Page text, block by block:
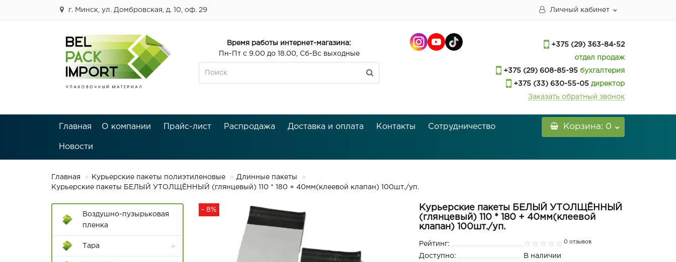
г. Минск, ул. Домбровская, д. 10, оф. 29 Личный кабинет
Время работы интернет-магазина:
Пн-Пт с 9.00 до 18.00, Сб-Вс выходные
+375 (29) 363-84-52
отдел продаж
+375 (29) 608-85-95 бухгалтерия
+375 (33) 630-55-05 директор
Заказать обратный звонок
Главная О компании Прайс-лист Распродажа Доставка и оплата Контакты Сотрудничество
Новости
Корзина: 0
Главная Курьерские пакеты полиэтиленовые
Длинные пакеты
Курьерские пакеты БЕЛЫЙ УТОЛЩЁННЫЙ (глянцевый) 110 * 180 + 40мм(клеевой клапан) 100шт./уп.
Воздушно-пузырьковая
пленка
Тара
- 8%
Курьерские пакеты БЕЛЫЙ УТОЛЩЁННЫЙ
(глянцевый) 110 * 180 + 40мм(клеевой
клапан) 100шт./уп.
Рейтинг: 0 отзывов
Доступно: В наличии